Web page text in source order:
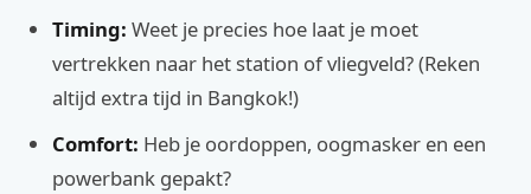
Timing: Weet je precies hoe laat je moet
vertrekken naar het station of vliegveld? (Reken
altijd extra tijd in Bangkok!)
Comfort: Heb je oordoppen, oogmasker en een
powerbank gepakt?